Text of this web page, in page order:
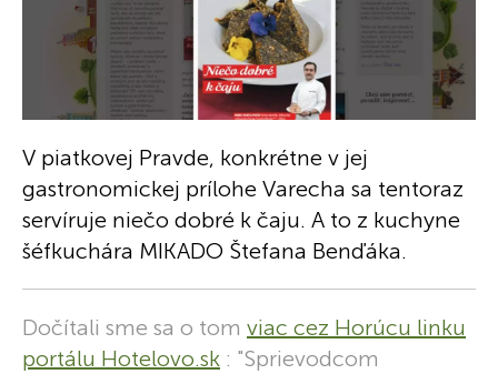
V piatkovej Pravde, konkrétne v jej
gastronomickej prílohe Varecha sa tentoraz
servíruje niečo dobré k čaju. A to z kuchyne
šéfkuchára MIKADO Štefana Benďáka.
Dočítali sme sa o tom viac cez Horúcu linku
portálu Hotelovo.sk : "Sprievodcom